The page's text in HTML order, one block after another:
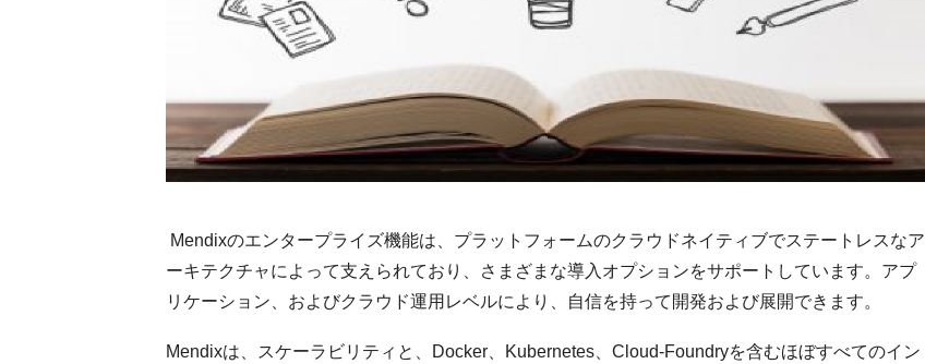
Mendixのエンタープライズ機能は、プラットフォームのクラウドネイティブでステートレスなア
ーキテクチャによって支えられており、さまざまな導入オプションをサポートしています。アプ
リケーション、およびクラウド運用レベルにより、自信を持って開発および展開できます。
Mendixは、スケーラビリティと、Docker、Kubernetes、Cloud-Foundryを含むほぼすべてのイン